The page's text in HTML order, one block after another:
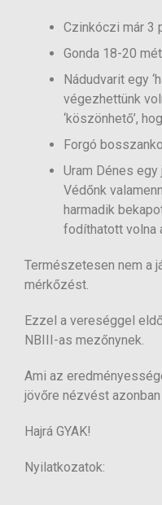
Czinkóczi már 3
Gonda 18-20
Nádudvarit egy
végezhettünk
‘köszönhető’,
Forgó
Uram Dénes
Védőnk
harmadik
fodíthatott volna
Természetesen nem a
mérkőzést.
Ezzel a vereséggel
NBIII-as mezőnynek.
Ami az
jövőre nézvést
Hajrá GYAK!
Nyilatkozatok: